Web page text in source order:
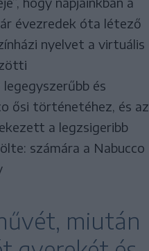
évezredek óta létező
nyelvet a virtuális
és
ősi történetéhez, és az
a legzsigeribb
számára a Nabucco
miután